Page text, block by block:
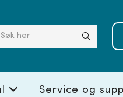
Søk her
Service og